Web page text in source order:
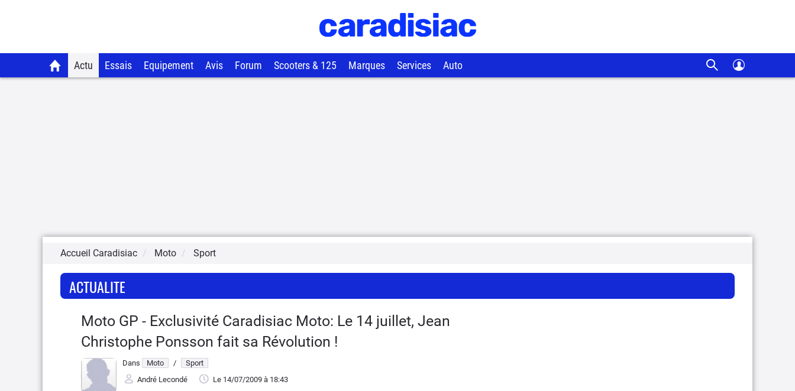
Actu Essais Equipement Avis Forum Scooters & 125 Marques Services Auto
Accueil Caradisiac Moto Sport
ACTUALITE
Moto GP - Exclusivité Caradisiac Moto: Le 14 juillet, Jean
Christophe Ponsson fait sa Révolution !
Dans Moto /
Sport
André Lecondé
Le 14/07/2009 à 18:43